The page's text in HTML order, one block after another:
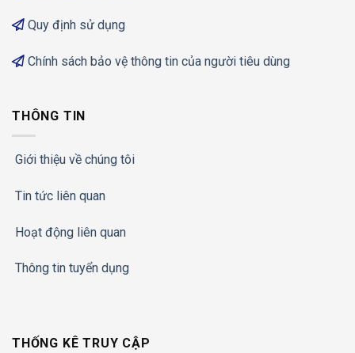
Quy định sử dụng
Chính sách bảo vệ thông tin của người tiêu dùng
THÔNG TIN
Giới thiệu về chúng tôi
Tin tức liên quan
Hoạt động liên quan
Thông tin tuyển dụng
THỐNG KÊ TRUY CẬP